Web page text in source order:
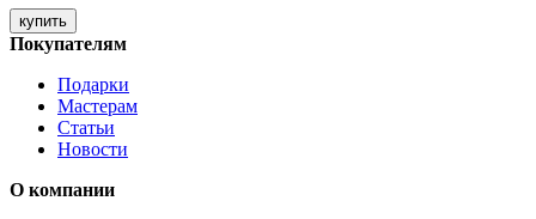
купить
Покупателям
Подарки
Мастерам
Статьи
Новости
О компании